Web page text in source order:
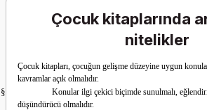
Çocuk kitaplarında
nitelikler
Çocuk kitapları, çocuğun gelişme düzeyine uygun
kavramlar açık olmalıdır.
§
Konular ilgi çekici biçimde sunulmalı,
düşündürücü olmalıdır.